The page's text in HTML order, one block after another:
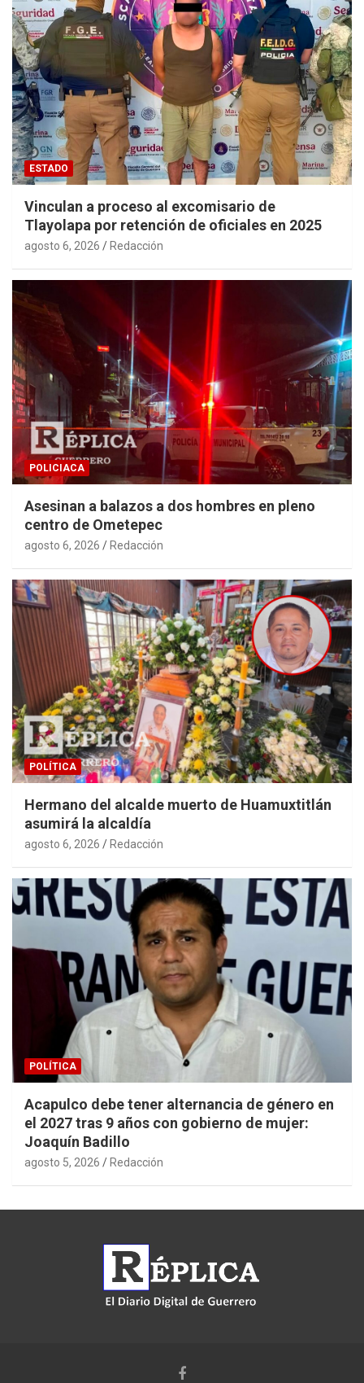
ESTADO
Vinculan a proceso al excomisario de
Tlayolapa por retención de oficiales en 2025
agosto 6, 2026 Redacción
POLICIACA
Asesinan a balazos a dos hombres en pleno
centro de Ometepec
agosto 6, 2026 Redacción
POLÍTICA
Hermano del alcalde muerto de Huamuxtitlán
asumirá la alcaldía
agosto 6, 2026 Redacción
POLÍTICA
Acapulco debe tener alternancia de género en
el 2027 tras 9 años con gobierno de mujer:
Joaquín Badillo
agosto 5, 2026 Redacción